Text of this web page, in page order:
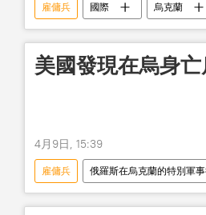
雇傭兵 國際 烏克蘭
美國發現在烏身
4月9日, 15:39
雇傭兵 俄羅斯在烏克蘭的特別軍